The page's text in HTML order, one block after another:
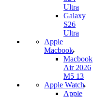
Ultra
Galaxy
S26
Ultra
Apple
Macbook
Macbook
Air 2026
M5 13
Apple Watch
Apple